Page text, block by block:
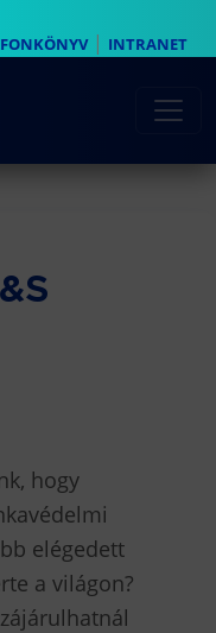
| INTRANET
hogy
elégedett
a világon?